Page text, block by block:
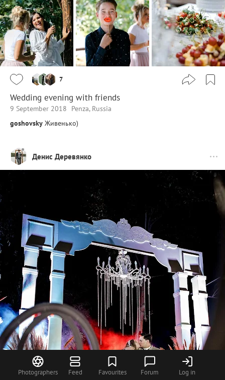
Photographers Feed Favourites Forum Log in
7
Wedding evening with friends
9 September 2018
Penza, Russia
goshovsky Живенько)
Денис Деревянко